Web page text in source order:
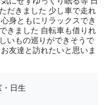
だきました 少し車で走れ
身ともにリラックスでき
きました 自転車も借りれ
いもの巡りができそうで
友達と訪れたいと思いま
日生